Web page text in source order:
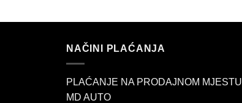
NAČINI PLAĆANJA
PLAĆANJE NA PRODAJNOM MJESTU
MD AUTO